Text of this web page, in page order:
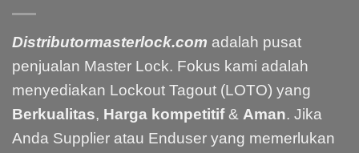
Distributormasterlock.com adalah pusat
penjualan Master Lock. Fokus kami adalah
menyediakan Lockout Tagout (LOTO) yang
Berkualitas, Harga kompetitif& Aman. Jika
Anda Supplier atau Enduser yang memerlukan